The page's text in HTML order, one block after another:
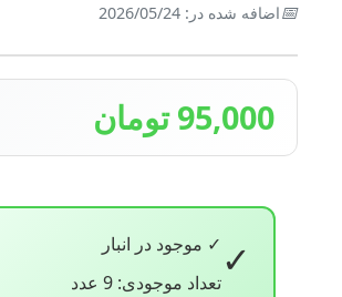
📅اضافه شده در: 2026/05/24
95,000 تومان
✓ ✓ موجود در انبار
تعداد موجودی: 9 عدد